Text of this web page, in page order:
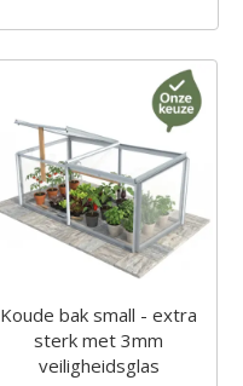
Koude bak small - extra
sterk met 3mm
veiligheidsglas